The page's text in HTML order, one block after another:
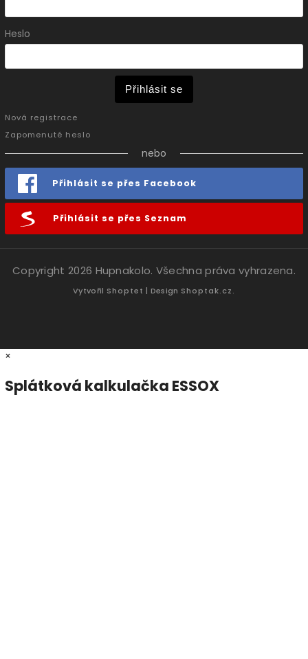
Heslo
Přihlásit se
Nová registrace
Zapomenuté heslo
nebo
Přihlásit se přes Facebook
Přihlásit se přes Seznam
Copyright 2026 Hupnakolo. Všechna práva vyhrazena.
Vytvořil Shoptet | Design Shoptak.cz.
×
Splátková kalkulačka ESSOX